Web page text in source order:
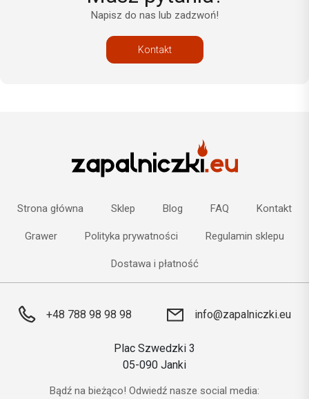
Napisz do nas lub zadzwoń!
Kontakt
Strona główna Sklep Blog FAQ Kontakt
Grawer Polityka prywatności Regulamin sklepu
Dostawa i płatność
+48 788 98 98 98 info@zapalniczki.eu
Plac Szwedzki 3
05-090 Janki
Bądź na bieżąco! Odwiedź nasze social media: